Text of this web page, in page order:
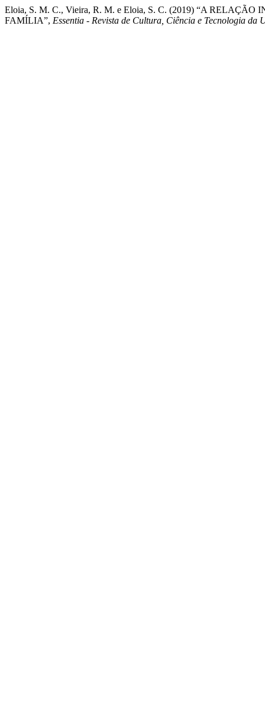
Eloia, S. M. C., Vieira, R. M. e Eloia, S. C. (2019) “A
FAMÍLIA”, Essentia - Revista de Cultura, Ciência e Tecnologia da